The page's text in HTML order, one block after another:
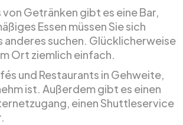
von Getränken gibt es eine Bar,
Essen müssen Sie sich
suchen. Glücklicherweise
Ort ziemlich einfach.
und Restaurants in Gehweite,
ist. Außerdem gibt es einen
einen Shuttleservice